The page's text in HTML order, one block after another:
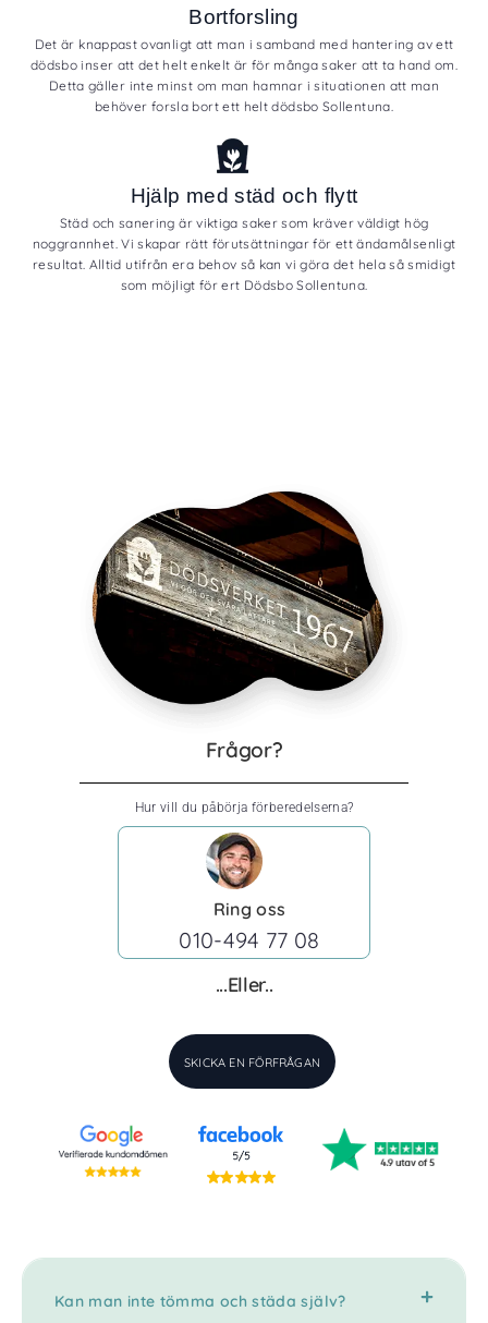
Bortforsling
Det är knappast ovanligt att man i samband med hantering av ett
dödsbo inser att det helt enkelt är för många saker att ta hand om.
Detta gäller inte minst om man hamnar i situationen att man
behöver forsla bort ett helt dödsbo Sollentuna.
Hjälp med städ och flytt
Städ och sanering är viktiga saker som kräver väldigt hög
noggrannhet. Vi skapar rätt förutsättningar för ett ändamålsenligt
resultat. Alltid utifrån era behov så kan vi göra det hela så smidigt
som möjligt för ert Dödsbo Sollentuna.
Frågor?
Hur vill du påbörja förberedelserna?
Ring oss
010-494 77 08
...Eller..
SKICKA EN FÖRFRÅGAN
Kan man inte tömma och städa själv?